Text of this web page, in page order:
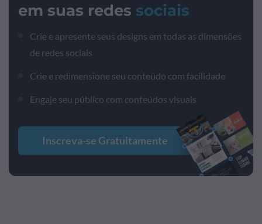
em suas redes sociais
Crie e apresente seus designs em todas as dimensões
de redes sociais
Crie e redimensione seu conteúdo com facilidade
Engaje seu público com conteúdos visuais
Inscreva-se Gratuitamente